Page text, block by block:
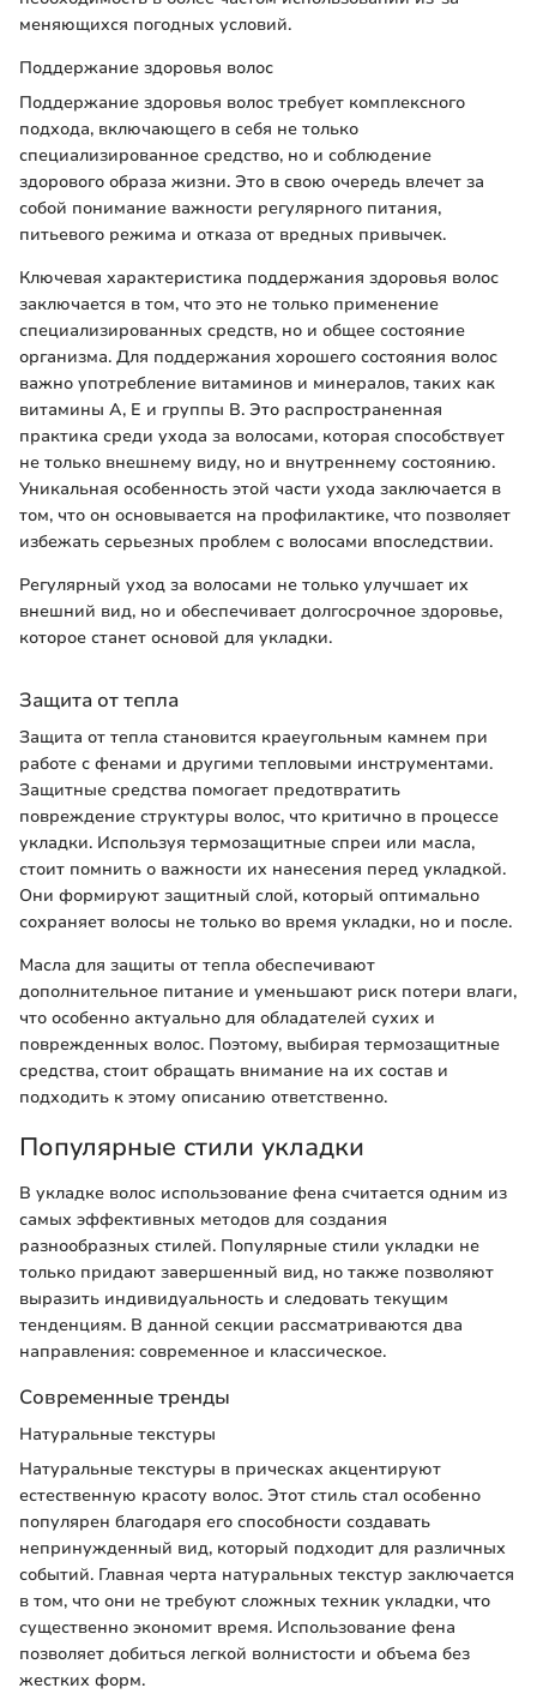
меняющихся погодных условий.
Поддержание здоровья волос
Поддержание здоровья волос требует комплексного
подхода, включающего в себя не только
специализированное средство, но и соблюдение
здорового образа жизни. Это в свою очередь влечет за
собой понимание важности регулярного питания,
питьевого режима и отказа от вредных привычек.
Ключевая характеристика поддержания здоровья волос
заключается в том, что это не только применение
специализированных средств, но и общее состояние
организма. Для поддержания хорошего состояния волос
важно употребление витаминов и минералов, таких как
витамины A, E и группы B. Это распространенная
практика среди ухода за волосами, которая способствует
не только внешнему виду, но и внутреннему состоянию.
Уникальная особенность этой части ухода заключается в
том, что он основывается на профилактике, что позволяет
избежать серьезных проблем с волосами впоследствии.
Регулярный уход за волосами не только улучшает их
внешний вид, но и обеспечивает долгосрочное здоровье,
которое станет основой для укладки.
Защита от тепла
Защита от тепла становится краеугольным камнем при
работе с фенами и другими тепловыми инструментами.
Защитные средства помогает предотвратить
повреждение структуры волос, что критично в процессе
укладки. Используя термозащитные спреи или масла,
стоит помнить о важности их нанесения перед укладкой.
Они формируют защитный слой, который оптимально
сохраняет волосы не только во время укладки, но и после.
Масла для защиты от тепла обеспечивают
дополнительное питание и уменьшают риск потери влаги,
что особенно актуально для обладателей сухих и
поврежденных волос. Поэтому, выбирая термозащитные
средства, стоит обращать внимание на их состав и
подходить к этому описанию ответственно.
Популярные стили укладки
В укладке волос использование фена считается одним из
самых эффективных методов для создания
разнообразных стилей. Популярные стили укладки не
только придают завершенный вид, но также позволяют
выразить индивидуальность и следовать текущим
тенденциям. В данной секции рассматриваются два
направления: современное и классическое.
Современные тренды
Натуральные текстуры
Натуральные текстуры в прическах акцентируют
естественную красоту волос. Этот стиль стал особенно
популярен благодаря его способности создавать
непринужденный вид, который подходит для различных
событий. Главная черта натуральных текстур заключается
в том, что они не требуют сложных техник укладки, что
существенно экономит время. Использование фена
позволяет добиться легкой волнистости и объема без
жестких форм.